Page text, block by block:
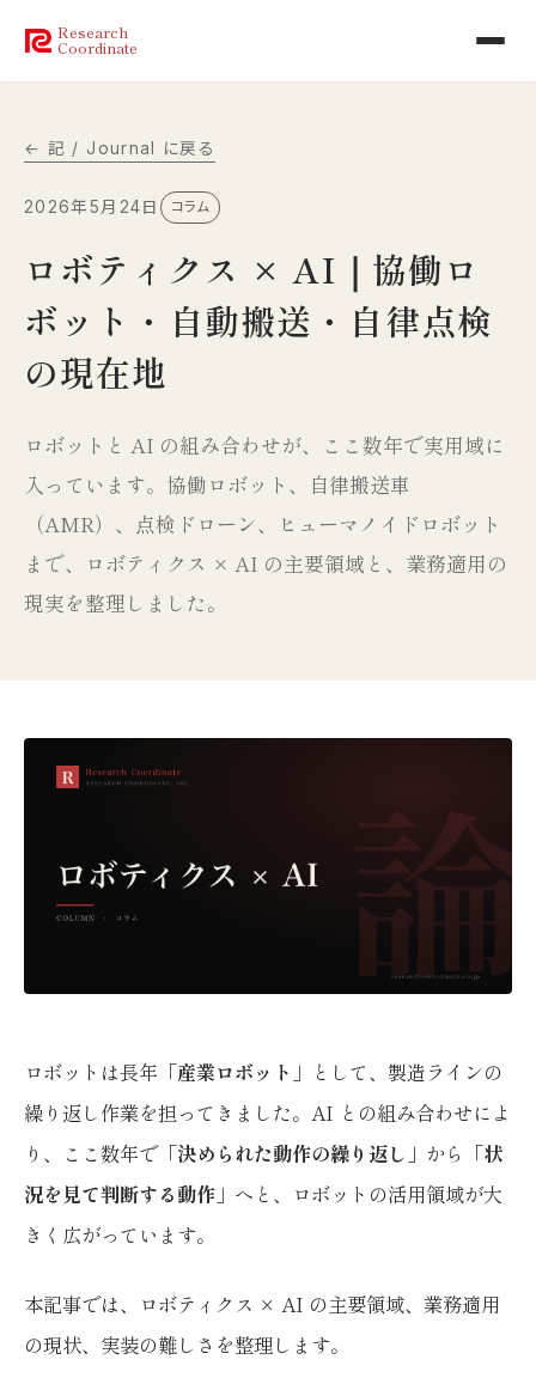
Research
Coordinate
← 記 / Journal に戻る
2026年5月24日 コラム
ロボティクス × AI｜協働ロ
ボット・自動搬送・自律点検
の現在地
ロボットと AI の組み合わせが、ここ数年で実用域に
入っています。協働ロボット、自律搬送車
（AMR）、点検ドローン、ヒューマノイドロボット
まで、ロボティクス × AI の主要領域と、業務適用の
現実を整理しました。
ロボットは長年「産業ロボット 」として、製造ラインの
繰り返し作業を担ってきました。AI との組み合わせによ
り、ここ数年で「決められた動作の繰り返し 」から 「状
況を見て判断する動作 」へと、ロボットの活用領域が大
きく広がっています。
本記事では、ロボティクス × AI の主要領域、業務適用
の現状、実装の難しさを整理します。